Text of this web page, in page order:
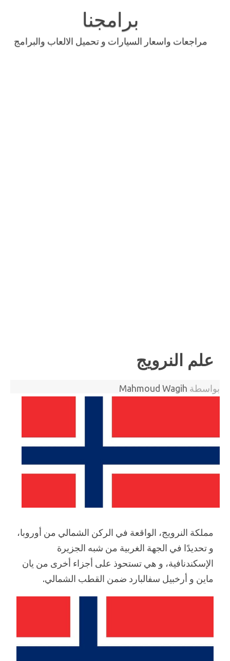
برامجنا
مراجعات واسعار السيارات و تحميل الالعاب والبرامج
علم النرويج
بواسطة Mahmoud Wagih
مملكة النرويج، الواقعة في الركن الشمالي من أوروبا،
و تحديدًا في الجهة الغربية من شبه الجزيرة
الإسكندنافية، و هي تستحوذ على أجزاء أخرى من يان
ماين و أرخبيل سفالبارد ضمن القطب الشمالي.